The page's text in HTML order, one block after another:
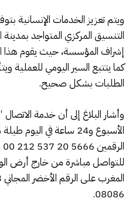
ويتم تعزيز الخدمات الإنسانية
التنسيق المركزي المتواجد
إشراف المؤسسة، حيث يقوم هذا
كما يتتبع السير اليومي للعملية
الطلبات بشكل صحيح.
الأسبوع و24 ساعة في
للتواصل مباشرة من خارج أرض
08086.